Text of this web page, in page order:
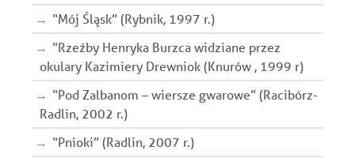
“Mój Śląsk” (Rybnik, 1997 r.)
“Rzeźby Henryka Burzca widziane przez
okulary Kazimiery Drewniok (Knurów , 1999 r)
“Pod Zalbanom – wiersze gwarowe” (Racibórz-
Radlin, 2002 r.)
“Pnioki” (Radlin, 2007 r.)